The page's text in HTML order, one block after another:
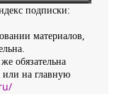
подписки:
материалов,
обязательна
или на главную